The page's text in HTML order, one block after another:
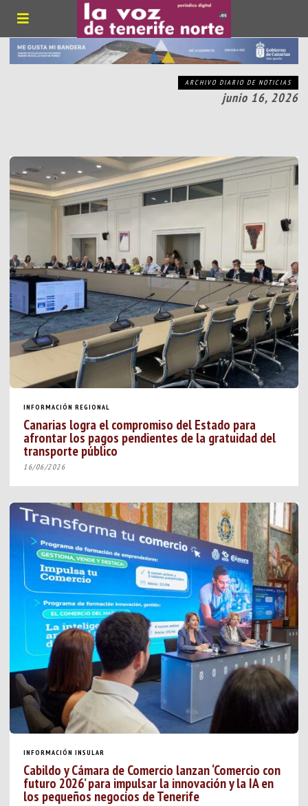
ARCHIVO DIARIO DE NOTICIAS
junio 16, 2026
INFORMACIÓN REGIONAL
Canarias logra el compromiso del Estado para
afrontar los pagos pendientes de la gratuidad del
transporte público
16/06/2026
INFORMACIÓN INSULAR
Cabildo y Cámara de Comercio lanzan ‘Comercio con
futuro 2026’ para impulsar la innovación y la IA en
los pequeños negocios de Tenerife